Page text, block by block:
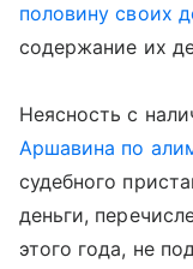
половину своих
содержание их
Неясность с
Аршавина по
судебного
деньги,
этого года, не